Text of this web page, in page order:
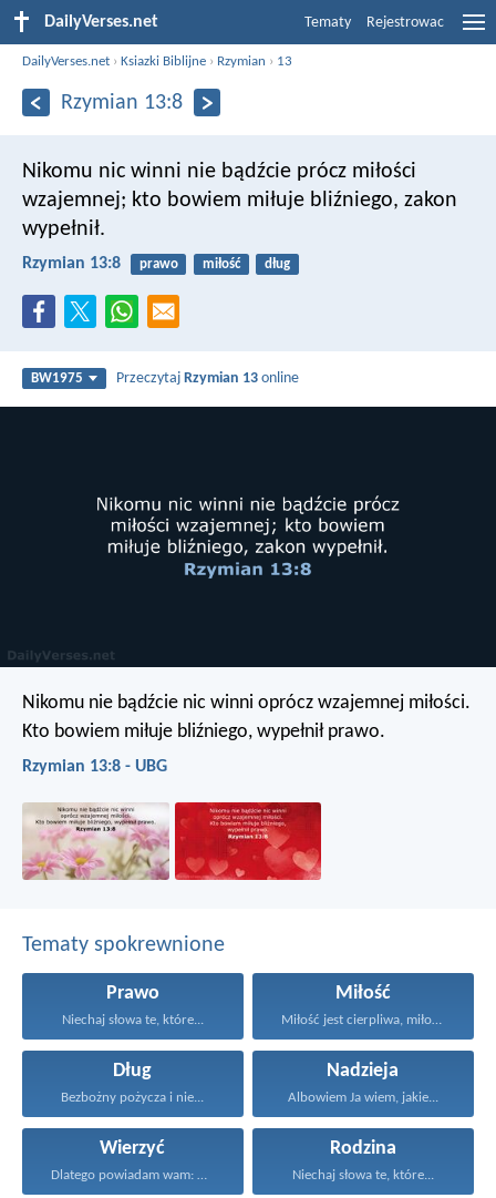
DailyVerses.net Tematy Rejestrowac
DailyVerses.net ›Ksiazki Biblijne › Rzymian › 13
Rzymian 13:8
Nikomu nic winni nie bądźcie prócz miłości
wzajemnej; kto bowiem miłuje bliźniego, zakon
wypełnił.
Rzymian 13:8 prawo miłość dług
BW1975 PrzeczytajRzymian 13 online
Nikomu nie bądźcie nic winni oprócz wzajemnej miłości.
Kto bowiem miłuje bliźniego, wypełnił prawo.
Rzymian 13:8 - UBG
Tematy spokrewnione
Prawo
Niechaj słowa te, które...
Miłość
Miłość jest cierpliwa, miłość...
Dług
Bezbożny pożycza i nie...
Nadzieja
Albowiem Ja wiem, jakie...
Wierzyć
Dlatego powiadam wam: Wszystko...
Rodzina
Niechaj słowa te, które...